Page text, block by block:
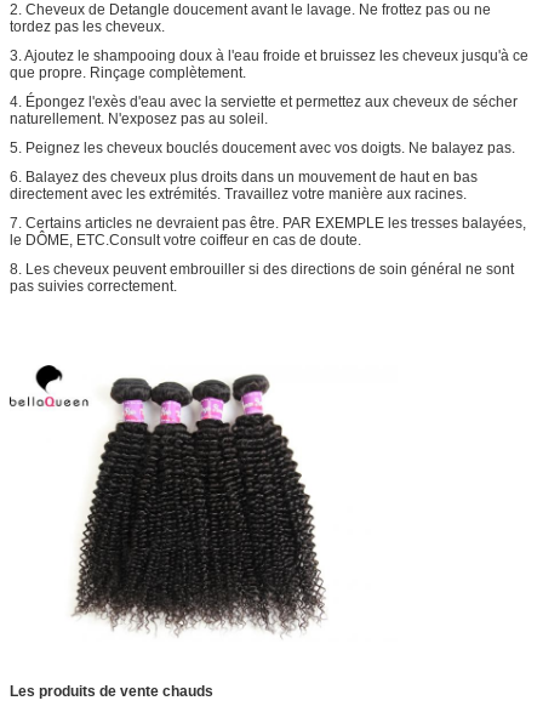
2. Cheveux de Detangle doucement avant le lavage. Ne frottez pas ou ne
tordez pas les cheveux.
3. Ajoutez le shampooing doux à l'eau froide et bruissez les cheveux jusqu'à ce
que propre. Rinçage complètement.
4. Épongez l'exès d'eau avec la serviette et permettez aux cheveux de sécher
naturellement. N'exposez pas au soleil.
5. Peignez les cheveux bouclés doucement avec vos doigts. Ne balayez pas.
6. Balayez des cheveux plus droits dans un mouvement de haut en bas
directement avec les extrémités. Travaillez votre manière aux racines.
7. Certains articles ne devraient pas être. PAR EXEMPLE les tresses balayées,
le DÔME, ETC.Consult votre coiffeur en cas de doute.
8. Les cheveux peuvent embrouiller si des directions de soin général ne sont
pas suivies correctement.
Les produits de vente chauds